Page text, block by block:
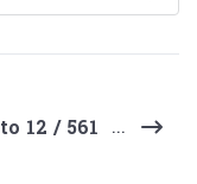
12 / 561 ...